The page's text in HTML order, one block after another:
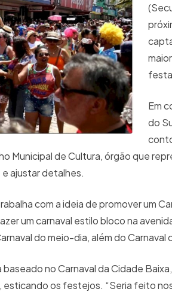
Em
do
Municipal de Cultura, órgão que
ajustar detalhes.
com a ideia de promover um
um carnaval estilo bloco na
do meio-dia, além do
no Carnaval da Cidade
os festejos. “Seria feito